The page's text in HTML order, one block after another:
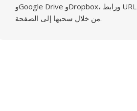
وGoogle Drive وDropbox، ورابط URL أو
من خلال سحبها إلى الصفحة.